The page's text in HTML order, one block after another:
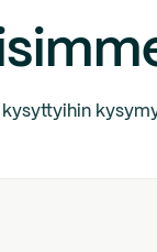
kysyttyihin